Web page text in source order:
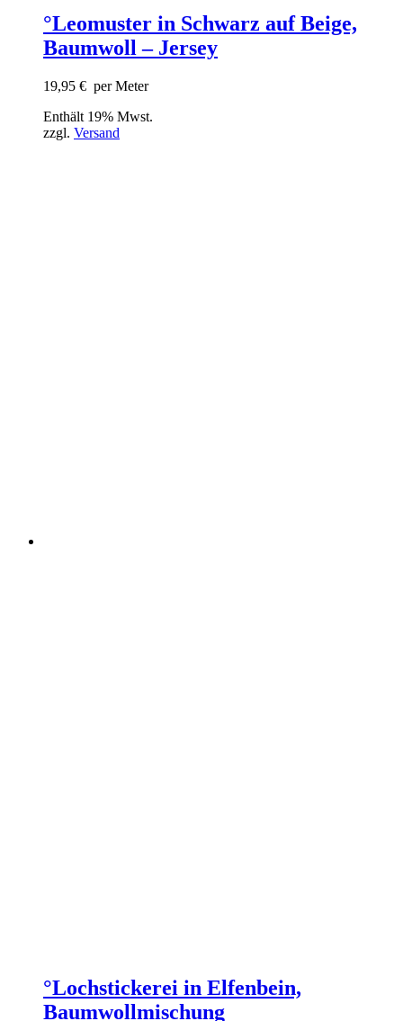
°Leomuster in Schwarz auf Beige,
Baumwoll – Jersey
19,95 € per Meter
Enthält 19% Mwst.
zzgl. Versand
°Lochstickerei in Elfenbein,
Baumwollmischung